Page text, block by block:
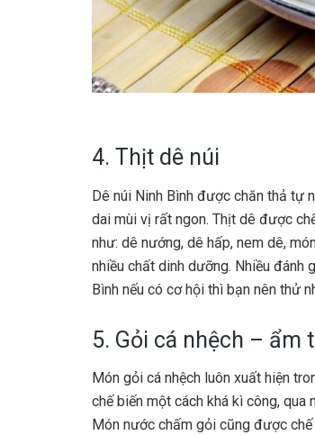
4. Thịt dê núi
Dê núi Ninh Bình được chăn thả tự
dai mùi vị rất ngon. Thịt dê được
như: dê nướng, dê hấp, nem dê,
nhiều chất dinh dưỡng. Nhiều đánh
Bình nếu có cơ hội thì bạn nên thử
5. Gỏi cá nhệch – ẩm
Món gỏi cá nhệch luôn xuất hiện
chế biến một cách khá kì công,
Món nước chấm gỏi cũng được